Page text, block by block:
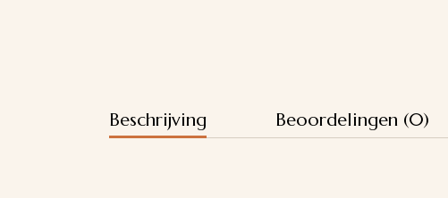
Beschrijving Beoordelingen (0)